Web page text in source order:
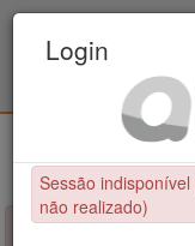
Civil / UPE
NÃO FOI POSSÍVEL
Login
Sessão
não realizado)